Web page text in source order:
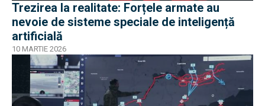
Trezirea la realitate: Forțele armate au
nevoie de sisteme speciale de inteligență
artificială
10 MARTIE 2026